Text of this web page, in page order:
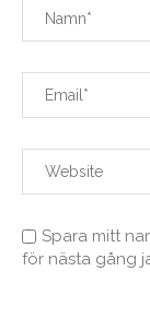
Spara mitt
för nästa gång